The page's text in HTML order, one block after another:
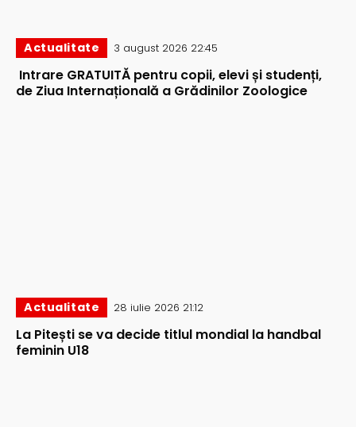
Actualitate 3 august 2026 22:45
Intrare GRATUITĂ pentru copii, elevi și studenți,
de Ziua Internațională a Grădinilor Zoologice
Actualitate 28 iulie 2026 21:12
La Pitești se va decide titlul mondial la handbal
feminin U18